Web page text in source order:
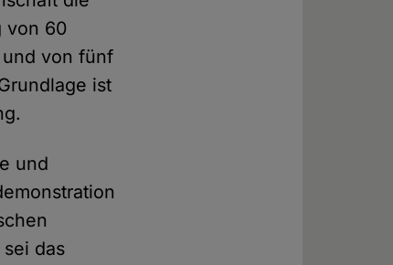
von 60
und von fünf
ist
und
das